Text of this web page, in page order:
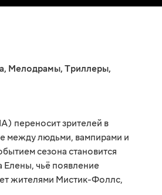
, Мелодрамы, Триллеры,
переносит зрителей в
между людьми, вампирами и
сезона становится
Елены, чьё появление
жителями Мистик-Фоллс,